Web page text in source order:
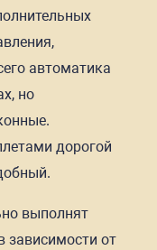
автоматика
но
дорогой
выполнят
зависимости от